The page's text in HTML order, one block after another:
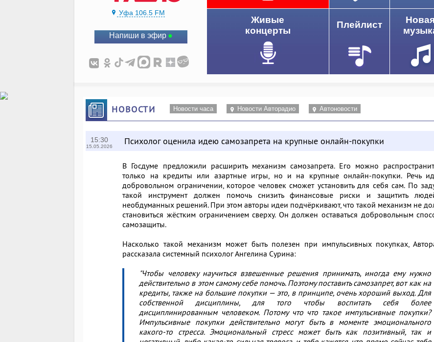
Уфа 106.5 FM
Напиши в эфир
Живые
концерты
Плейлист
Новая
НОВОСТИ Новости часа Новости Авторадио Автоновости
15:30
15.05.2026 Психолог оценила идею самозапрета на крупные онлайн-покупки
В Госдуме предложили расширить механизм самозапрета. Его можно
только на кредиты или азартные игры, но и на крупные онлайн-покупки. Речь
добровольном ограничении, которое человек сможет установить для себя сам. По
такой инструмент должен помочь снизить финансовые риски и защитить
необдуманных решений. При этом авторы идеи подчёркивают, что такой механизм не
становиться жёстким ограничением сверху. Он должен оставаться добровольным
самозащиты.
Насколько такой механизм может быть полезен при импульсивных покупках,
рассказала системный психолог Ангелина Сурина:
"Чтобы человеку научиться взвешенные решения принимать, иногда ему нужно
действительно в этом самому себе помочь. Поэтому поставить самозапрет, вот как на
кредиты, также на большие покупки — это, в принципе, очень хороший выход. Для
собственной дисциплины, для того чтобы воспитать себя более
дисциплинированным человеком. Потому что что такое импульсивные покупки?
Импульсивные покупки действительно могут быть в моменте эмоционального
какого-то стресса. Эмоциональный стресс может быть как позитивный, так и